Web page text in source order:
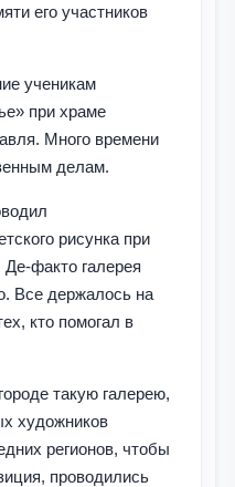
его участников
ученикам
при храме
Много времени
делам.
рисунка при
факто галерея
Все держалось на
кто помогал в
такую галерею,
художников
регионов, чтобы
проводились